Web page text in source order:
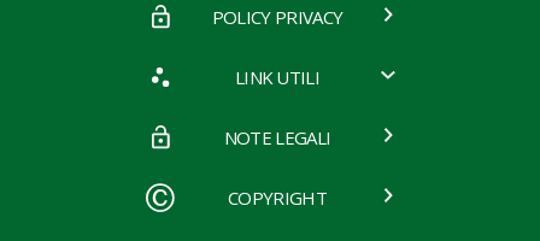
POLICY PRIVACY
LINK UTILI
NOTE LEGALI
COPYRIGHT